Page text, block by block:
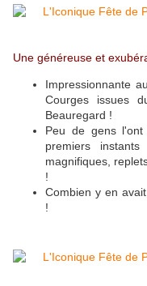
Une généreuse et
Impressionnante
Courges issues
Beauregard !
Peu de gens
premiers
magnifiques,
!
Combien y en
!